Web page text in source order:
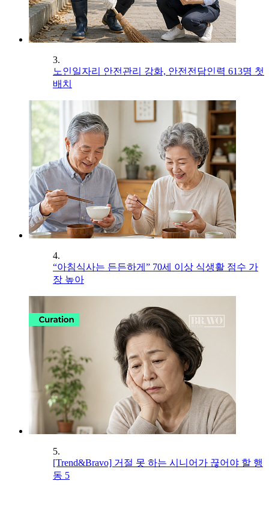
3.
노인일자리 안전관리 강화, 안전전담인력 613명 첫
배치
4.
“아침식사는 든든하게” 70세 이상 식생활 점수 가
장 높아
5.
[Trend&Bravo] 거절 못 하는 시니어가 끊어야 할 행
동 5